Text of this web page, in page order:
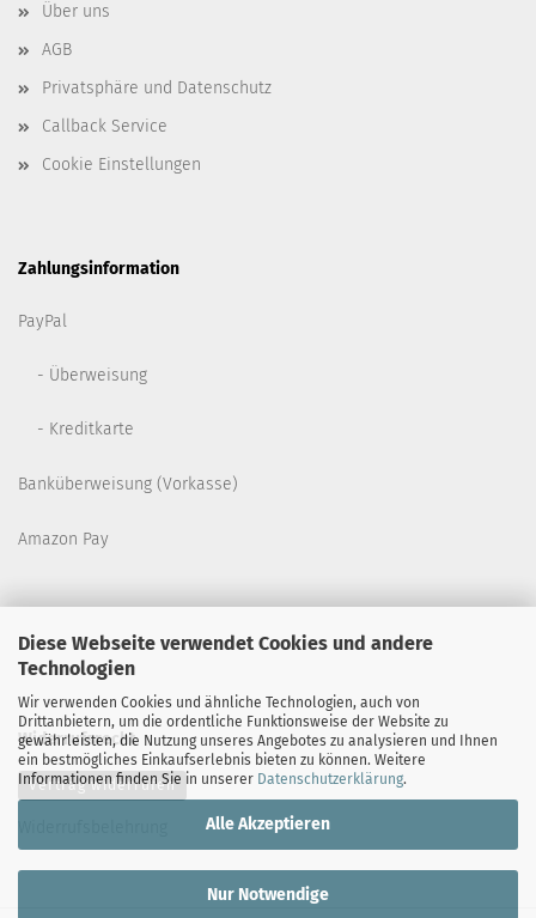
Diese Webseite verwendet Cookies und andere
Technologien
Wir verwenden Cookies und ähnliche Technologien, auch von
Drittanbietern, um die ordentliche Funktionsweise der Website zu
gewährleisten, die Nutzung unseres Angebotes zu analysieren und Ihnen
ein bestmögliches Einkaufserlebnis bieten zu können. Weitere
Informationen finden Sie in unserer Datenschutzerklärung.
Alle Akzeptieren
Nur Notwendige
Über uns
AGB
Privatsphäre und Datenschutz
Callback Service
Cookie Einstellungen
Zahlungsinformation
PayPal
- Überweisung
- Kreditkarte
Banküberweisung (Vorkasse)
Amazon Pay
Widerrufsrecht
Vertrag widerrufen